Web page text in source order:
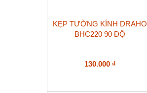
KẸP TƯỜNG KÍNH DRAHO
BHC220 90 ĐỘ
130.000 ₫